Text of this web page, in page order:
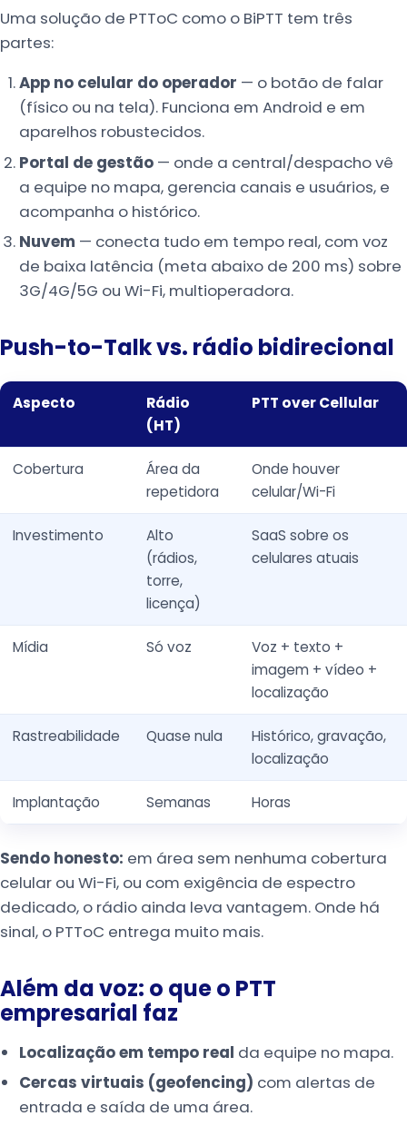
Uma solução de PTToC como o BiPTT tem três
partes:
App no celular do operador — o botão de falar
(físico ou na tela). Funciona em Android e em
aparelhos robustecidos.
Portal de gestão— onde a central/despacho vê
a equipe no mapa, gerencia canais e usuários, e
acompanha o histórico.
Nuvem — conecta tudo em tempo real, com voz
de baixa latência (meta abaixo de 200 ms) sobre
3G/4G/5G ou Wi-Fi, multioperadora.
Push-to-Talk vs. rádio bidirecional
Aspecto
Rádio
(HT)
PTT over Cellular
Cobertura
Área da
repetidora
Onde houver
celular/Wi-Fi
Investimento
Alto
(rádios,
torre,
licença)
SaaS sobre os
celulares atuais
Mídia Só voz
Voz + texto +
imagem + vídeo +
localização
Rastreabilidade Quase nula
Histórico, gravação,
localização
Implantação Semanas Horas
Sendo honesto: em área sem nenhuma cobertura
celular ou Wi-Fi, ou com exigência de espectro
dedicado, o rádio ainda leva vantagem. Onde há
sinal, o PTToC entrega muito mais.
Além da voz: o que o PTT
empresarial faz
Localização em tempo real da equipe no mapa.
Cercas virtuais (geofencing) com alertas de
entrada e saída de uma área.